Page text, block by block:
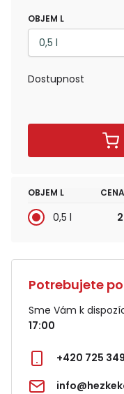
OBJEM L
Dostupnost
OBJEM L CENA
0,5 l
Potrebujete
Sme Vám k
17:00
+420 725